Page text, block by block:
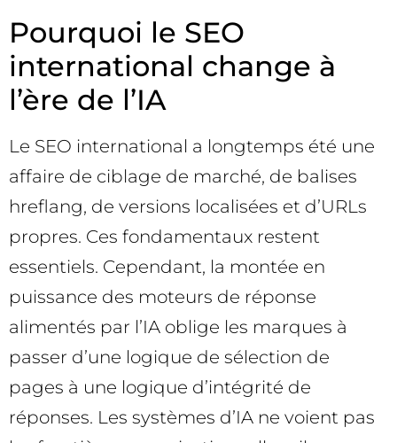
Pourquoi le SEO
international change à
l’ère de l’IA
Le SEO international a longtemps été une
affaire de ciblage de marché, de balises
hreflang, de versions localisées et d’URLs
propres. Ces fondamentaux restent
essentiels. Cependant, la montée en
puissance des moteurs de réponse
alimentés par l’IA oblige les marques à
passer d’une logique de sélection de
pages à une logique d’intégrité de
réponses. Les systèmes d’IA ne voient pas